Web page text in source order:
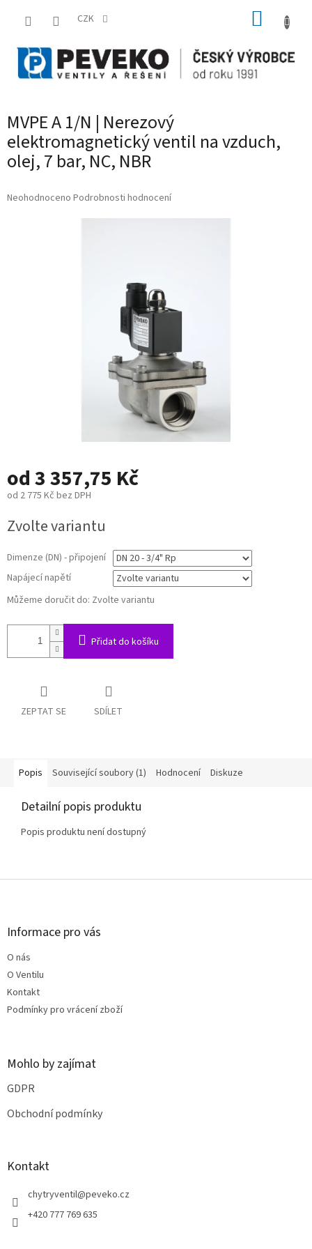
CZK
MVPE A 1/N | Nerezový
elektromagnetický ventil na vzduch,
olej, 7 bar, NC, NBR
Průměrné
Neohodnoceno Podrobnosti hodnocení
od3 357,75 Kč
od 2 775 Kč bez DPH
cena:
Zvolte variantu
Dimenze (DN) - připojení
Napájecí napětí
Můžeme doručit do: Zvolte variantu
Přidat do košíku
ZEPTAT SE SDÍLET
Popis Související soubory (1) Hodnocení Diskuze
Detailní popis produktu
Popis produktu není dostupný
Z
Informace pro vás
O nás
O Ventilu
Kontakt
Podmínky pro vrácení zboží
Mohlo by zajímat
GDPR
Obchodní podmínky
Kontakt
chytryventil@peveko.cz
+420 777 769 635